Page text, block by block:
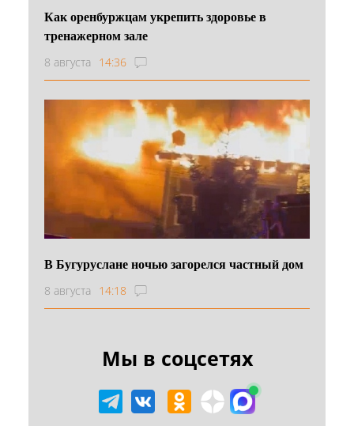
Как оренбуржцам укрепить здоровье в
тренажерном зале
8 августа 14:36
В Бугуруслане ночью загорелся частный дом
8 августа 14:18
Мы в соцсетях